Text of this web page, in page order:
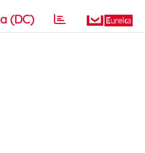
(DC)